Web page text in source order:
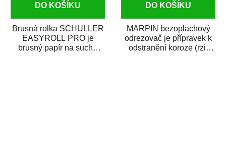
DO KOŠÍKU
Brusná rolka SCHULLER
EASYROLL PRO je
brusný papír na suché
DO KOŠÍKU
MARPIN bezoplachový
odrezovač je přípravek k
odstranění koroze (rzi)